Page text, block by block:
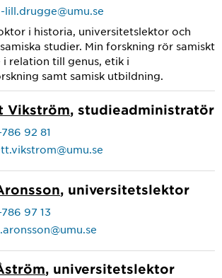
lill.drugge@umu.se
i historia, universitetslektor och
studier. Min forskning rör samiskt
i relation till genus, etik i
samt samisk utbildning.
Vikström, studieadministratör
92 81
, universitetslektor
97 13
, universitetslektor